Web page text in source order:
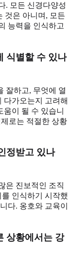
. 모든 신경다양성
것은 아니며, 모든
능력을 인식하고
식별할 수 있나
잘하고, 무엇에 열
다가오는지 고려해
이 될 수 있습니
로는 적절한 상황
정받고 있나
은 진보적인 조직
를 인식하기 시작했
다. 옹호와 교육이
상황에서는 강